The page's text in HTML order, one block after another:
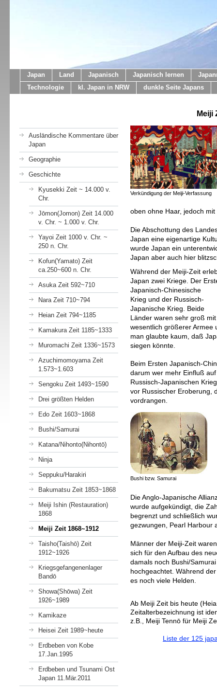
Japan Land Japanisch Japanisch lernen
Technologie
kl. Japan in NRW dunkle Seite Japans
Ausländische Kommentare über
Japan
Geographie
Geschichte
Kyusekki Zeit ~ 14.000 v.
Chr.
Jōmon(Jomon) Zeit 14.000
v. Chr. ~ 1.000 v. Chr.
Yayoi Zeit 1000 v. Chr. ~
250 n. Chr.
Kofun(Yamato) Zeit
ca.250~600 n. Chr.
Asuka Zeit 592~710
Nara Zeit 710~794
Heian Zeit 794~1185
Kamakura Zeit 1185~1333
Muromachi Zeit 1336~1573
Azuchimomoyama Zeit
1.573~1.603
Sengoku Zeit 1493~1590
Drei größten Helden
Edo Zeit 1603~1868
Bushi/Samurai
Katana/Nihonto(Nihontō)
Ninja
Seppuku/Harakiri
Bakumatsu Zeit 1853~1868
Meiji Ishin (Restauration)
1868
Meiji Zeit 1868~1912
Taisho(Taishō) Zeit
1912~1926
Kriegsgefangenenlager
Bandō
Showa(Shōwa) Zeit
1926~1989
Kamikaze
Heisei Zeit 1989~heute
Erdbeben von Kobe
17.Jan.1995
Erdbeben und Tsunami Ost
Japan 11.Mär.2011
Meiji
Verkündigung der Meiji-Verfassung
oben ohne Haar, jedoch mit
Die Abschottung des
Japan eine eigenartige
wurde Japan ein
Japan aber auch hier
Während der Meiji-Zeit
Japan zwei Kriege. Der
Japanisch-Chinesische
Krieg und der Russisch-
Japanische Krieg. Beide
Länder waren sehr groß mit
wesentlich größerer Armee
man glaubte kaum, daß
siegen könnte.
Beim Ersten Japanisch-
darum wer mehr Einfluß
Russisch-Japanischen
vor Russischer Eroberung,
vordrangen.
Bushi bzw. Samurai
Die Anglo-Japanische
wurde aufgekündigt, die
begrenzt und schließlich
gezwungen, Pearl Harbour
Männer der Meiji-Zeit
sich für den Aufbau des
damals noch Bushi/
hochgeachtet. Während der
es noch viele Helden.
Ab Meiji Zeit bis heute
Zeitalterbezeichnung ist
z.B., Meiji Tennō für Meiji
Liste der 125